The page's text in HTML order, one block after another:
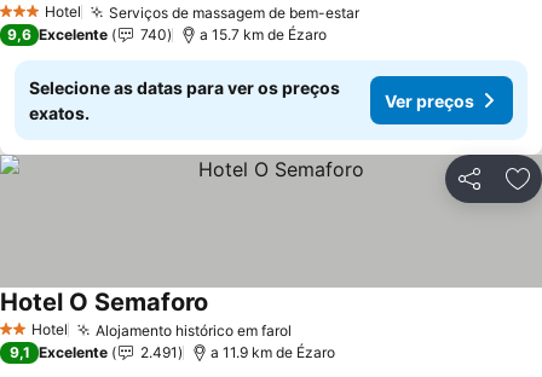
3 EstrelasHotel Serviços de massagem de bem-estar
9,6 Excelente 740 a 15.7 km de Ézaro
Selecione as datas para ver os preços
exatos.
Ver preços
Partilhar
2 Estrelas
Hotel Alojamento histórico em farol
Hotel O Semaforo
9,1 Excelente 2.491 a 11.9 km de Ézaro